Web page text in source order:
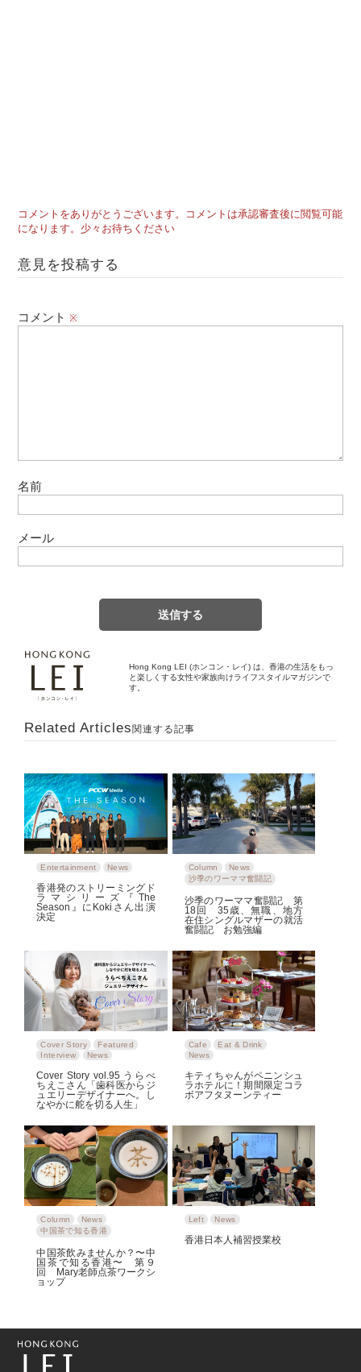
コメントをありがとうございます。コメントは承認審査後に閲覧可能
になります。少々お待ちください
意見を投稿する
コメント※
名前
メール
Hong Kong LEI (ホンコン・レイ) は、香港の生活をもっ
と楽しくする女性や家族向けライフスタイルマガジンで
す。
Related Articles 関連する記事
Entertainment News
香港発のストリーミングド
ラマシリーズ『The
Season』にKokiさん出演
決定
Column
News
沙季のワーママ奮闘記
沙季のワーママ奮闘記 第
18回 35歳、無職、地方
在住シングルマザーの就活
奮闘記 お勉強編
Cover Story
Featured
Interview
News
Cover Story vol.95 うらべ
ちえこさん「歯科医からジ
ュエリーデザイナーへ。し
なやかに舵を切る人生」
Cafe
Eat & Drink
News
キティちゃんがペニンシュ
ラホテルに！期間限定コラ
ボアフタヌーンティー
Column
News
中国茶で知る香港
中国茶飲みませんか？〜中
国茶で知る香港〜 第９
回 Mary老師点茶ワークシ
ョップ
Left News
香港日本人補習授業校